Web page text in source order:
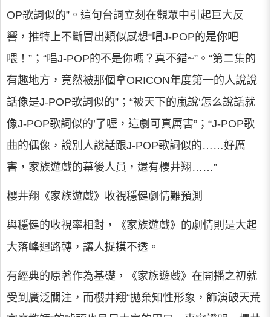
OP歌詞似的”。這句台詞立刻在觀眾中引起巨大反
響，推特上不斷冒出類似感想“唱J-POP的是你吧
喂！”；“唱J-POP的不是你嗎？真不錯~”。“第二集的
有趣地方，竟然被那個拿ORICON年度第一的人說說
話像是J-POP歌詞似的”；“被天下的嵐說‘怎么說話就
像J-POP歌詞似的’了喔，這劇可真厲害”；“J-POP歌
曲的偶像，說別人說話跟J-POP歌詞似的……好厲
害，家族遊戲的幕後人員，還有櫻井翔……”
櫻井翔《家族遊戲》收視穩健劇情難預測
與穩健的收視率相對，《家族遊戲》的劇情則是大起
大落峰迴路轉，讓人捉摸不透。
有經典的原著作為基礎，《家族遊戲》在開播之初就
受到廣泛關注，而櫻井翔“拋棄知性形象，飾演破天荒